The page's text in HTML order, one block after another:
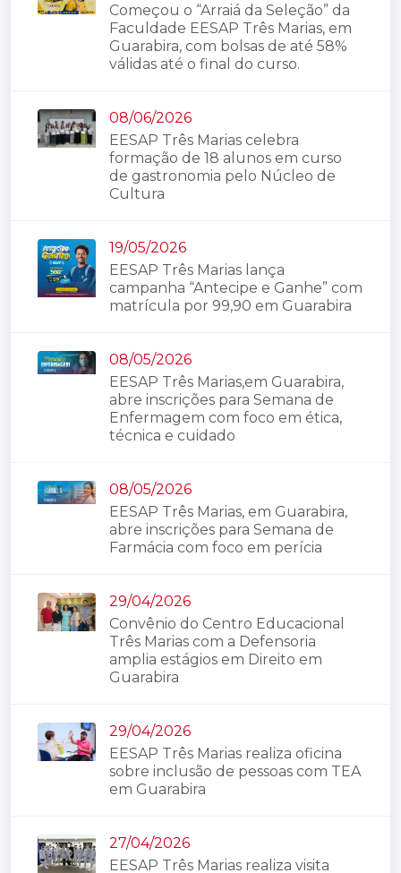
Começou o “Arraiá da Seleção” da
Faculdade EESAP Três Marias, em
Guarabira, com bolsas de até 58%
válidas até o final do curso.
08/06/2026
EESAP Três Marias celebra
formação de 18 alunos em curso
de gastronomia pelo Núcleo de
Cultura
19/05/2026
EESAP Três Marias lança
campanha “Antecipe e Ganhe” com
matrícula por 99,90 em Guarabira
08/05/2026
EESAP Três Marias,em Guarabira,
abre inscrições para Semana de
Enfermagem com foco em ética,
técnica e cuidado
08/05/2026
EESAP Três Marias, em Guarabira,
abre inscrições para Semana de
Farmácia com foco em perícia
29/04/2026
Convênio do Centro Educacional
Três Marias com a Defensoria
amplia estágios em Direito em
Guarabira
29/04/2026
EESAP Três Marias realiza oficina
sobre inclusão de pessoas com TEA
em Guarabira
27/04/2026
EESAP Três Marias realiza visita